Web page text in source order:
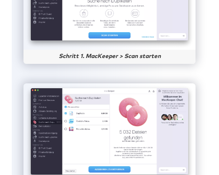
Schritt 1. MacKeeper > Scan starten